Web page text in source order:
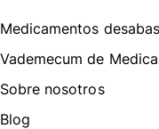
Medicamentos
Vademecum de
Sobre nosotros
Blog